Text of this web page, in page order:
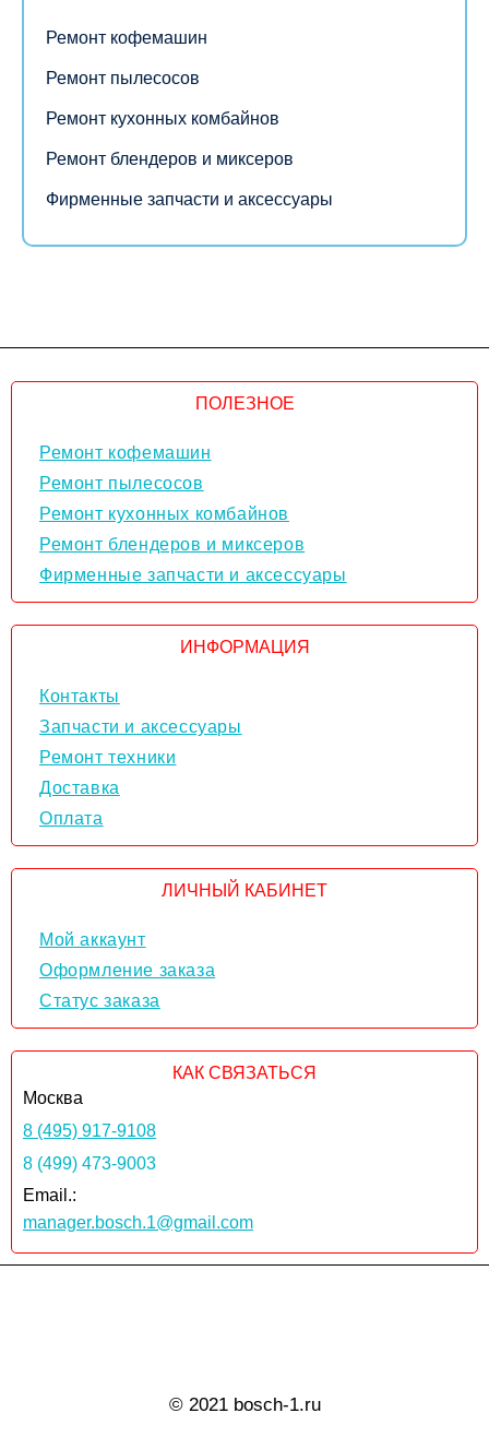
Ремонт кофемашин
Ремонт пылесосов
Ремонт кухонных комбайнов
Ремонт блендеров и миксеров
Фирменные запчасти и аксессуары
ПОЛЕЗНОЕ
Ремонт кофемашин
Ремонт пылесосов
Ремонт кухонных комбайнов
Ремонт блендеров и миксеров
Фирменные запчасти и аксессуары
ИНФОРМАЦИЯ
Контакты
Запчасти и аксессуары
Ремонт техники
Доставка
Оплата
ЛИЧНЫЙ КАБИНЕТ
Мой аккаунт
Оформление заказа
Статус заказа
КАК СВЯЗАТЬСЯ
Москва
8 (495) 917-9108
8 (499) 473-9003
Email.:
manager.bosch.1@gmail.com
© 2021 bosch-1.ru